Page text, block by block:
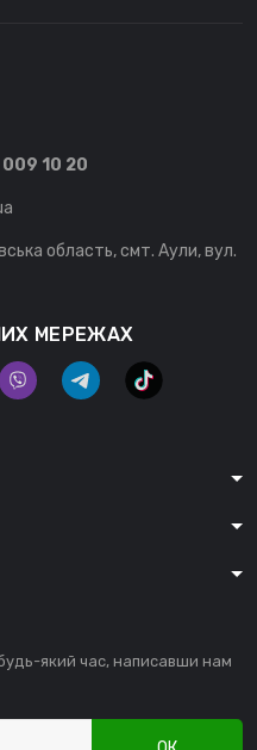
10 20
область, смт. Аули, вул.
МЕРЕЖАХ
який час, написавши нам